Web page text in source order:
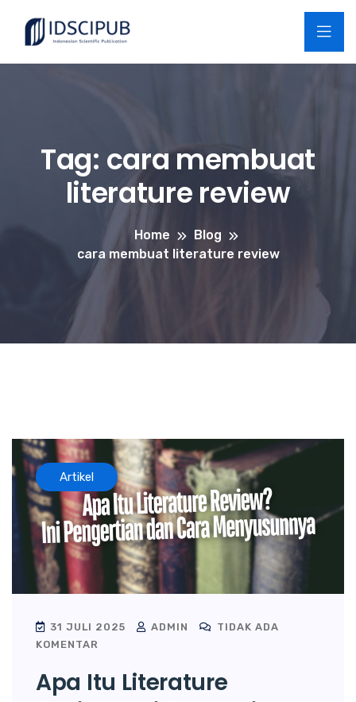
Tag: cara membuat
literature review
Home
Blog
cara membuat literature review
Artikel
31 JULI 2025 ADMIN
TIDAK ADA
KOMENTAR
Apa Itu Literature